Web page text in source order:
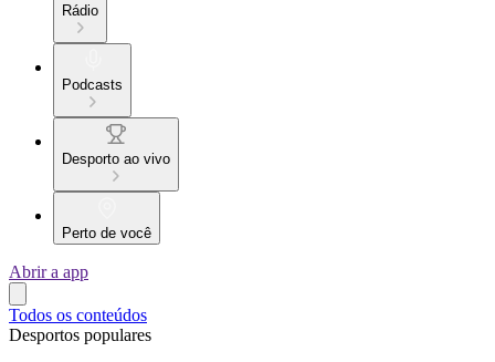
Rádio
Podcasts
Desporto ao vivo
Perto de você
Abrir a app
Todos os conteúdos
Desportos populares